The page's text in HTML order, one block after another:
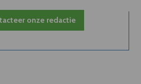
onze redactie